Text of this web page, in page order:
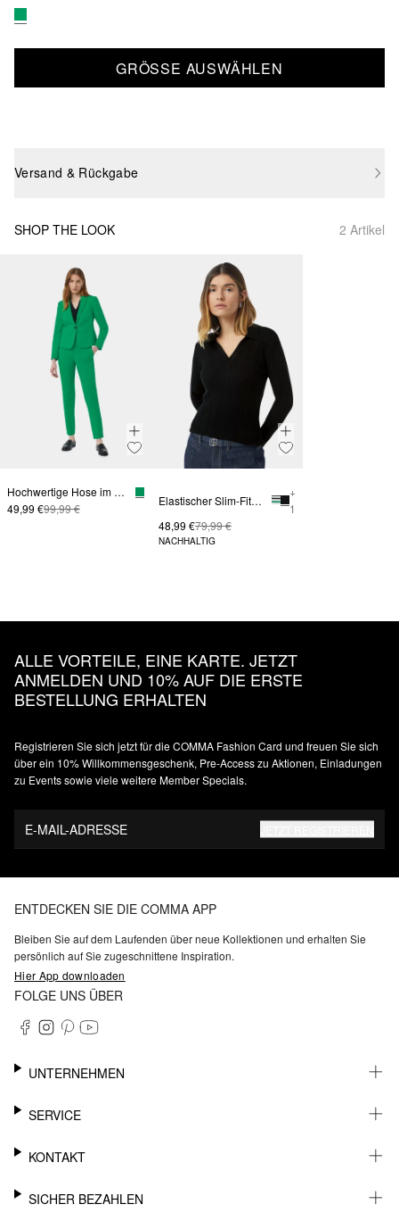
GRÖSSE AUSWÄHLEN
Versand & Rückgabe
SHOP THE LOOK 2 Artikel
Hochwertige Hose im Slim Fit
49,99 €99,99 €
Elastischer Slim-Fit-Pullover mit Polokragen
+
1
48,99 €79,99 €
NACHHALTIG
ALLE VORTEILE, EINE KARTE. JETZT
ANMELDEN UND 10% AUF DIE ERSTE
BESTELLUNG ERHALTEN
Registrieren Sie sich jetzt für die COMMA Fashion Card und freuen Sie sich
über ein 10% Willkommensgeschenk, Pre-Access zu Aktionen, Einladungen
zu Events sowie viele weitere Member Specials.
E-MAIL-ADRESSE
ENTDECKEN SIE DIE COMMA APP
Bleiben Sie auf dem Laufenden über neue Kollektionen und erhalten Sie
persönlich auf Sie zugeschnittene Inspiration.
Hier App downloaden
FOLGE UNS ÜBER
UNTERNEHMEN
KARRIERE
BARRIEREFREIHEIT
SERVICE
WHATSAPP
MEIN KONTO
KONTAKT
SUPPORT
SICHER BEZAHLEN